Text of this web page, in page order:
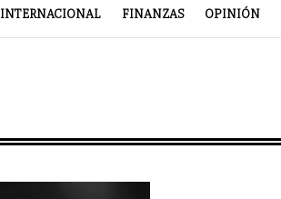
INTERNACIONAL FINANZAS OPINIÓN